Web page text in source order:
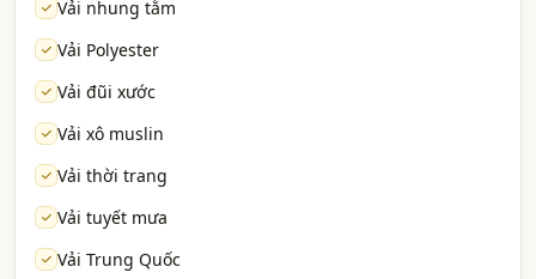
Vải nhung tằm
Vải Polyester
Vải đũi xước
Vải xô muslin
Vải thời trang
Vải tuyết mưa
Vải Trung Quốc